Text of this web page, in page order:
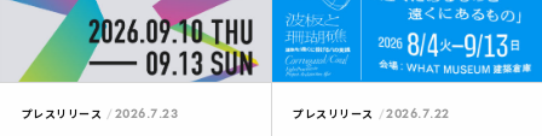
プレスリリース 2026.7.23 プレスリリース 2026.7.22